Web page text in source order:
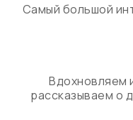
Самый большой
Вдохновляем
рассказываем о